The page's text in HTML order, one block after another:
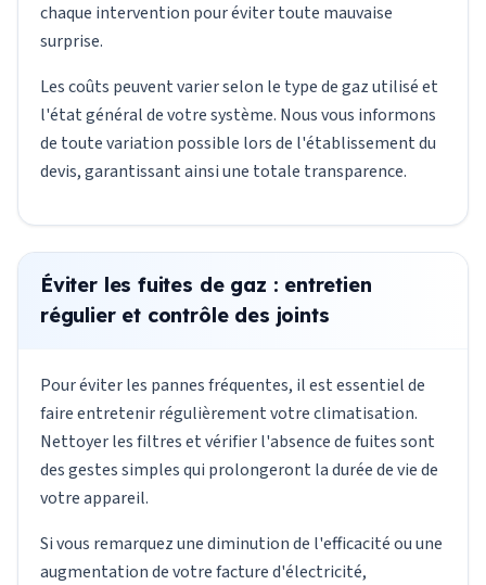
chaque intervention pour éviter toute mauvaise
surprise.
Les coûts peuvent varier selon le type de gaz utilisé et
l'état général de votre système. Nous vous informons
de toute variation possible lors de l'établissement du
devis, garantissant ainsi une totale transparence.
Éviter les fuites de gaz : entretien
régulier et contrôle des joints
Pour éviter les pannes fréquentes, il est essentiel de
faire entretenir régulièrement votre climatisation.
Nettoyer les filtres et vérifier l'absence de fuites sont
des gestes simples qui prolongeront la durée de vie de
votre appareil.
Si vous remarquez une diminution de l'efficacité ou une
augmentation de votre facture d'électricité,